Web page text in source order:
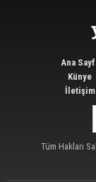
Ana
Künye
İletişim
Tüm Hakları